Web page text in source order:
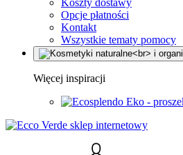
Koszty dostawy
Opcje płatności
Kontakt
Wszystkie tematy pomocy
Więcej inspiracji
Eko -